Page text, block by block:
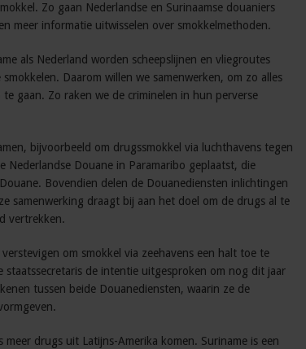
Zo gaan Nederlandse en Surinaamse douaniers
meer informatie uitwisselen over smokkelmethoden.
als Nederland worden scheepslijnen en vliegroutes
Daarom willen we samenwerken, om zo alles
gaan. Zo raken we de criminelen in hun perverse
bijvoorbeeld om drugssmokkel via luchthavens tegen
Nederlandse Douane in Paramaribo geplaatst, die
Bovendien delen de Douanediensten inlichtingen
samenwerking draagt bij aan het doel om de drugs al te
vertrekken.
om smokkel via zeehavens een halt toe te
staatssecretaris de intentie uitgesproken om nog dit jaar
tussen beide Douanediensten, waarin ze de
drugs uit Latijns-Amerika komen. Suriname is een